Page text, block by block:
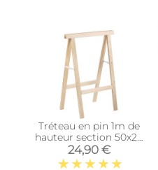
Tréteau en pin 1m de
hauteur section 50x23
mm
24,90 €